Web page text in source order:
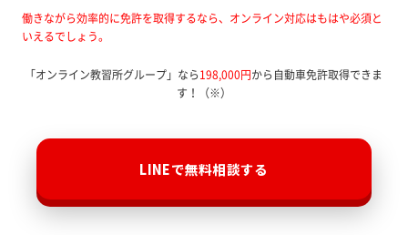
働きながら効率的に免許を取得するなら、オンライン対応はもはや必須と
いえるでしょう。
「オンライン教習所グループ」なら198,000円から自動車免許取得できま
す！（※）
LINEで無料相談する